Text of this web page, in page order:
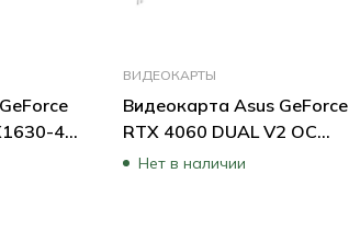
4G-
ВИДЕОКАРТЫ
Видеокарта Asus GeForce
RTX 4060 DUAL V2 OC
Edition DUAL-RTX4060-
Нет в наличии